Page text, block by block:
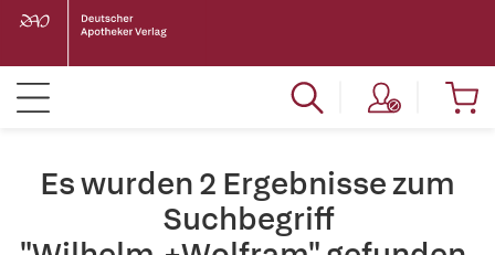
Es wurden 2 Ergebnisse zum
Suchbegriff